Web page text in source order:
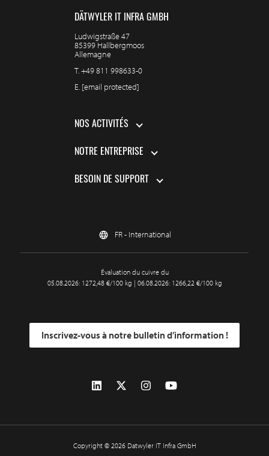
DÄTWYLER IT INFRA GMBH
Ludwigstraße 47
85399 Hallbergmoos
Allemagne
T.+49 811 998633-0
E. [email protected]
NOS ACTIVITÉS
NOTRE ENTREPRISE
BESOIN DE SUPPORT
FR - International
Évaluation du cuivre du
05.08.2026: 1272,48 €/100 kg | 06.08.2026: 1266,22 €/100 kg
Inscrivez-vous à notre bulletin d’information !
Copyright © 2026 Datwyler IT Infra GmbH